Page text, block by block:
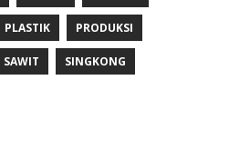
PLASTIK PRODUKSI
SAWIT SINGKONG